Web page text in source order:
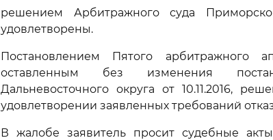
решением Арбитражного суда
удовлетворены.
Постановлением Пятого арбитражного
оставленным без изменения
Дальневосточного округа от 10.11.2016,
удовлетворении заявленных требований
В жалобе заявитель просит судебные